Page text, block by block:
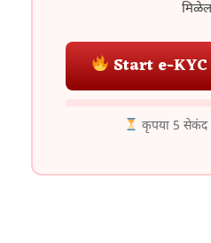
Start e-
कृपया 5 सेकंद